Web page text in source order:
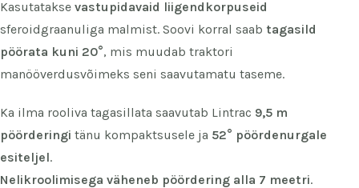
Kasutatakse vastupidavaid liigendkorpuseid
sferoidgraanuliga malmist. Soovi korral saab tagasild
pöörata kuni 20°, mis muudab traktori
manööverdusvõimeks seni saavutamatu taseme.
Ka ilma rooliva tagasillata saavutab Lintrac 9,5 m
pöörderingi tänu kompaktsusele ja 52° pöördenurgale
esiteljel.
Nelikroolimisega väheneb pöördering alla 7 meetri.